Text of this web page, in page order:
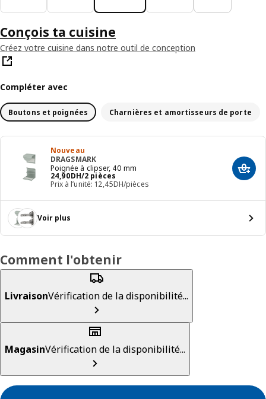
Conçois ta cuisine
Créez votre cuisine dans notre outil de conception
Compléter avec
Boutons et poignées Charnières et amortisseurs de porte
Nouveau
DRAGSMARK
Poignée à clipser, 40 mm
24,90DH/2 pièces
24,90DH/2 pièces
Prix à l’unité: 12,45DH/pièces
Voir plus
Comment l'obtenir
LivraisonVérification de la disponibilité...
MagasinVérification de la disponibilité...